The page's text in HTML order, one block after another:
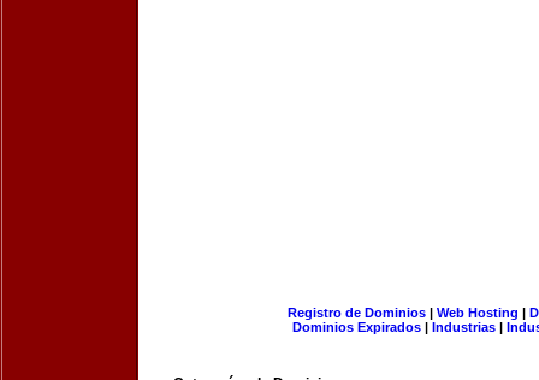
Registro de Dominios| Web Hosting |
Dominios Expirados | Industrias |